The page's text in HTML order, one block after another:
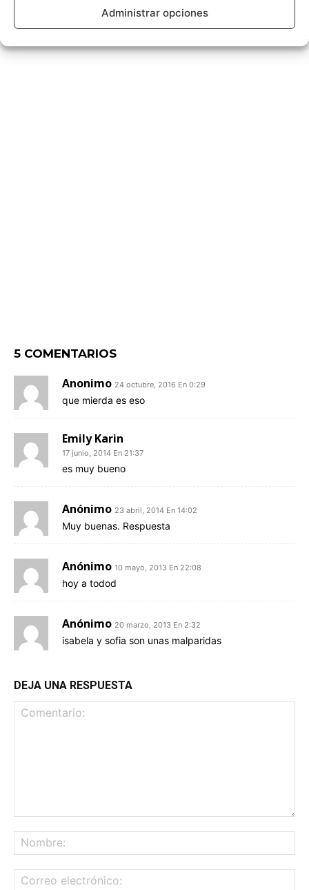
Administrar opciones
5 COMENTARIOS
Anonimo 24 octubre, 2016 En 0:29
que mierda es eso
Emily Karin
17 junio, 2014 En 21:37
es muy bueno
Anónimo 23 abril, 2014 En 14:02
Muy buenas. Respuesta
Anónimo 10 mayo, 2013 En 22:08
hoy a todod
Anónimo 20 marzo, 2013 En 2:32
isabela y sofia son unas malparidas
DEJA UNA RESPUESTA